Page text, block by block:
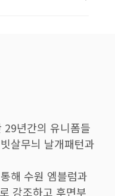
년간의 유니폼들
살무늬 날개패턴과
해 수원 엠블럼과
강조하고 후면부